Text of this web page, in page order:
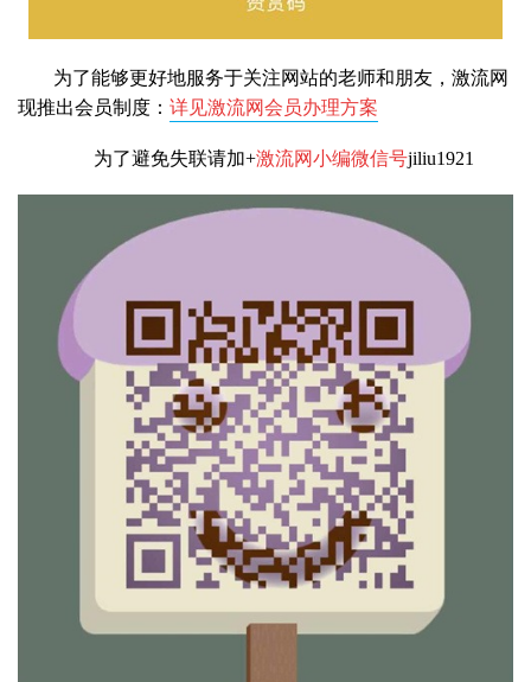
为了能够更好地服务于关注网站的老师和朋友，激流网
现推出会员制度： 详见激流网会员办理方案
为了避免失联请加+激流网小编微信号jiliu1921